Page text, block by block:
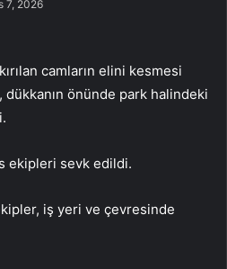
7, 2026
camların elini kesmesi
dükkanın önünde park halindeki
ekipleri sevk edildi.
iş yeri ve çevresinde